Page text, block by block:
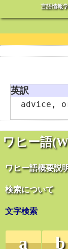
言語情報
ワヒー語
ワヒー語概要説
検索について
文字検索
a b
英訳
advice,